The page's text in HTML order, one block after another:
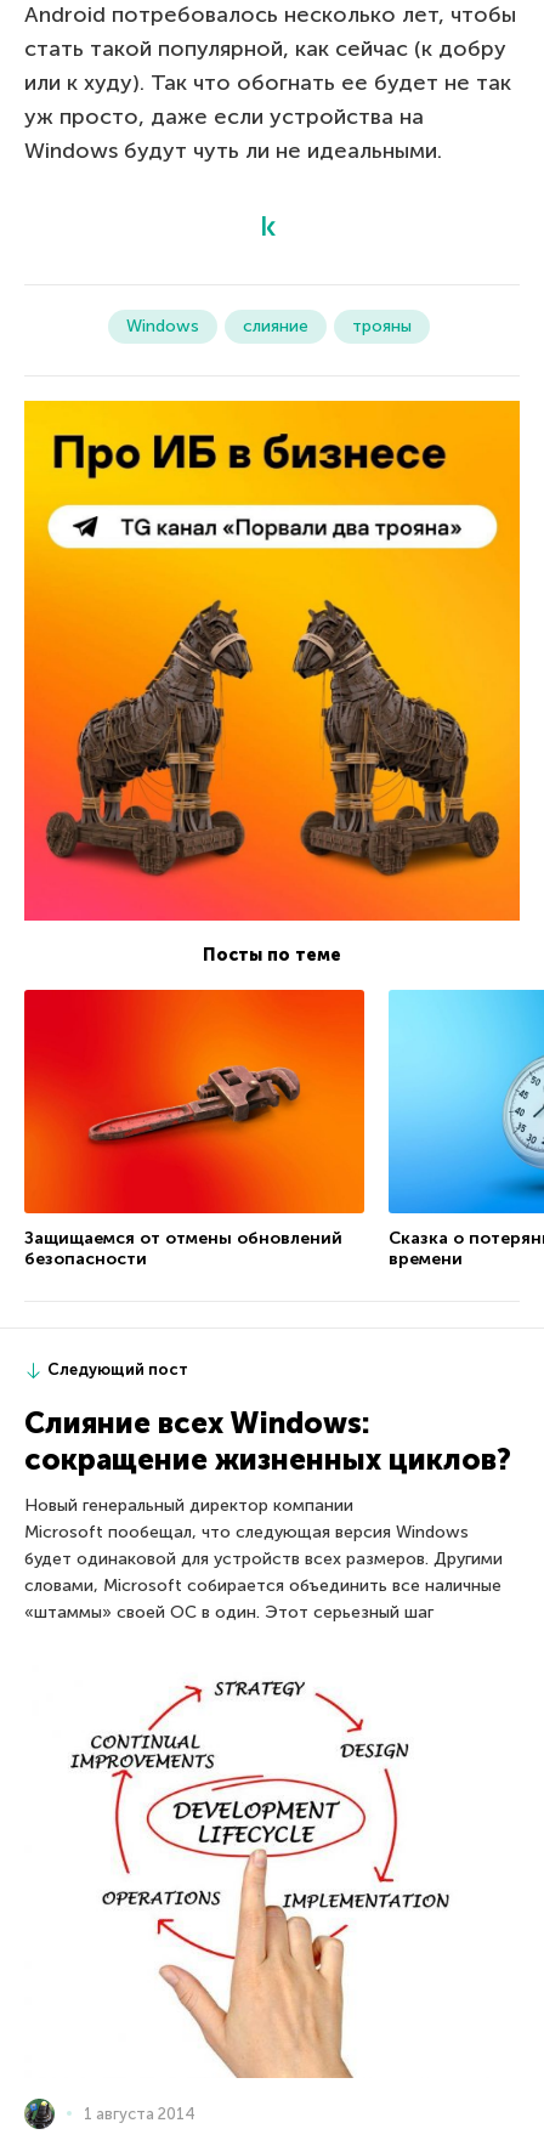
Android потребовалось несколько лет, чтобы
стать такой популярной, как сейчас (к добру
или к худу). Так что обогнать ее будет не так
уж просто, даже если устройства на
Windows будут чуть ли не идеальными.
Windows слияние трояны
Посты по теме
Защищаемся от отмены обновлений
безопасности
Сказка о
времени
Следующий пост
Слияние всех Windows:
сокращение жизненных циклов?
Новый генеральный директор компании
Microsoft пообещал, что следующая версия Windows
будет одинаковой для устройств всех размеров. Другими
словами, Microsoft собирается объединить все наличные
«штаммы» своей ОС в один. Этот серьезный шаг
1 августа 2014